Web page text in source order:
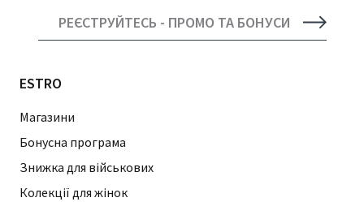
РЕЄСТРУЙТЕСЬ - ПРОМО ТА БОНУСИ
ESTRO
Магазини
Бонусна програма
Знижка для військових
Колекції для жінок